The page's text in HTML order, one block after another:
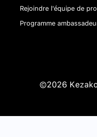
Rejoindre l'équipe de
Programme
©2026